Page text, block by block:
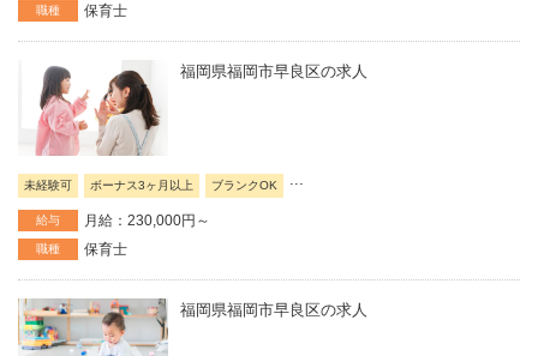
職種 保育士
福岡県福岡市早良区の求人
未経験可 ボーナス3ヶ月以上 ブランクOK ...
給与 月給：230,000円～
職種 保育士
福岡県福岡市早良区の求人